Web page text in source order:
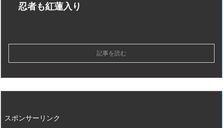
忍者も紅蓮入り
記事を読む
スポンサーリンク